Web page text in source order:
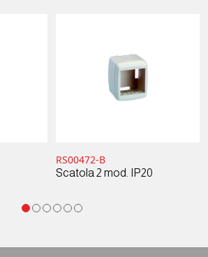
RS00472-B
Scatola 2 mod. IP20